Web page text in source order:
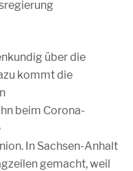
über die
kommt die
beim Corona-
In Sachsen-Anhalt
gemacht, weil